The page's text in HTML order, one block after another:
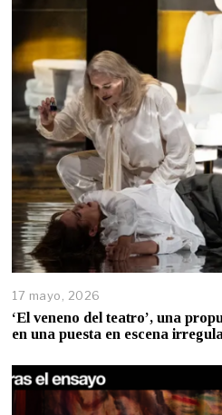
17 mayo, 2026
‘El veneno del teatro’, una
en una puesta en escena